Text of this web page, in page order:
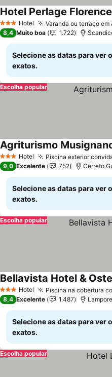
3 EstrelasHotel Varanda ou terraço em
Hotel Perlage Florence
8,4 Muito boa 1.722
Selecione as datas para ver
exatos.
Escolha popular
3 EstrelasHotel Piscina exterior
Agriturismo
9,0 Excelente 752 Cerreto
Selecione as datas para ver
exatos.
Escolha popular
3 EstrelasHotel Piscina na cobertura
Bellavista Hotel &
8,4 Excelente 1.487
Selecione as datas para ver
exatos.
Escolha popular